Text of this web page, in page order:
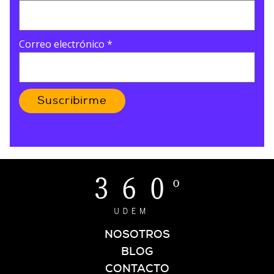
Correo electrónico *
Suscribirme
NOSOTROS
BLOG
CONTACTO